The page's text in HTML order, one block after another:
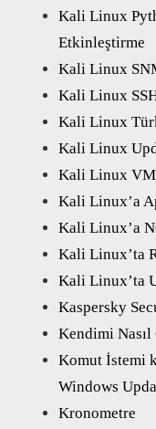
Kali Linux
Etkinleştirme
Kali Linux
Kali Linux
Kali Linux
Kali Linux
Kali Linux
Kali Linux’a
Kali Linux’a
Kali Linux’ta
Kali Linux’ta
Kaspersky
Kendimi
Komut İstemi
Windows
Kronometre